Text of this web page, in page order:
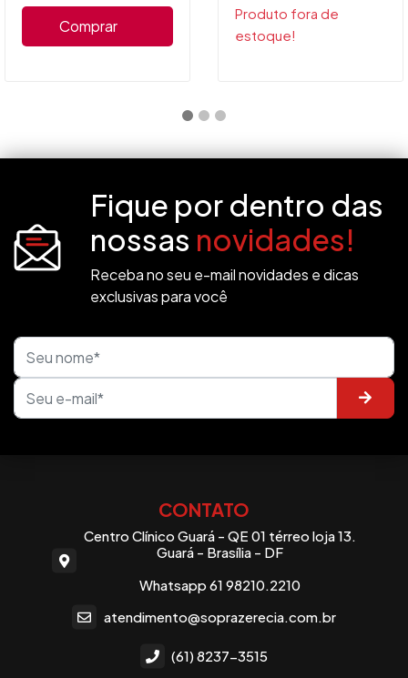
Comprar
Produto fora de
estoque!
Fique por dentro das
nossas novidades!
Receba no seu e-mail novidades e dicas
exclusivas para você
CONTATO
Centro Clínico Guará - QE 01 térreo loja 13.
Guará - Brasília - DF
Whatsapp 61 98210.2210
atendimento@soprazerecia.com.br
(61) 8237-3515